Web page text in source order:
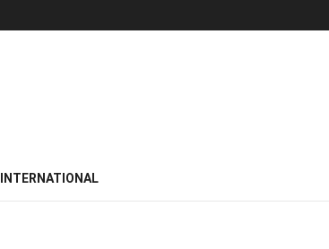
INTERNATIONAL